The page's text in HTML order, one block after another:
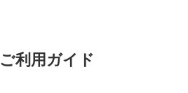
ご利用ガイド